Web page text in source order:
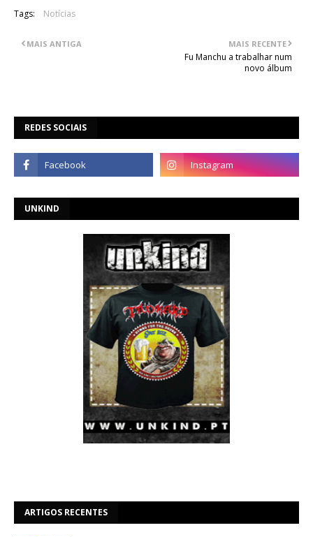
Tags: Notícias
MAIS RECENTE
Fu Manchu a trabalhar num
novo álbum
MAIS ANTIGA
REDES SOCIAIS
UNKIND
ARTIGOS RECENTES